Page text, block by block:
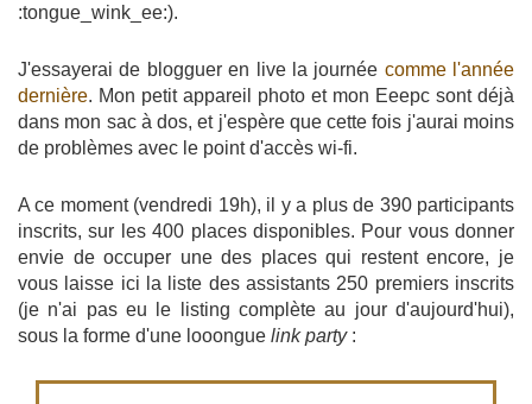
:tongue_wink_ee:).
J'essayerai de blogguer en live la journée comme l'année
dernière. Mon petit appareil photo et mon Eeepc sont déjà
dans mon sac à dos, et j'espère que cette fois j'aurai moins
de problèmes avec le point d'accès wi-fi.
A ce moment (vendredi 19h), il y a plus de 390 participants
inscrits, sur les 400 places disponibles. Pour vous donner
envie de occuper une des places qui restent encore, je
vous laisse ici la liste des assistants 250 premiers inscrits
(je n'ai pas eu le listing complète au jour d'aujourd'hui),
sous la forme d'une looongue link party: